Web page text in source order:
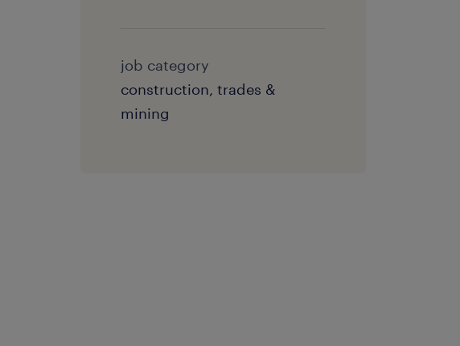
job category
construction, trades &
mining